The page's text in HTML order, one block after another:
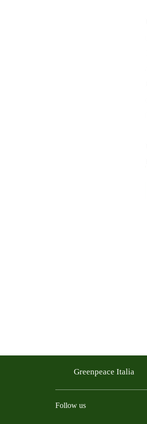
Greenpeace Italia
Follow us